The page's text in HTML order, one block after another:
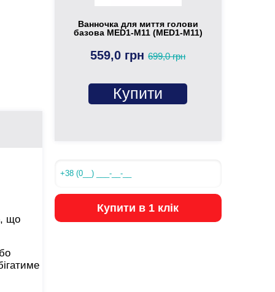
що
Ванночка для миття голови
базова MED1-M11 (MED1-M11)
559,0 грн699,0 грн
Купити
Купити в 1 клік